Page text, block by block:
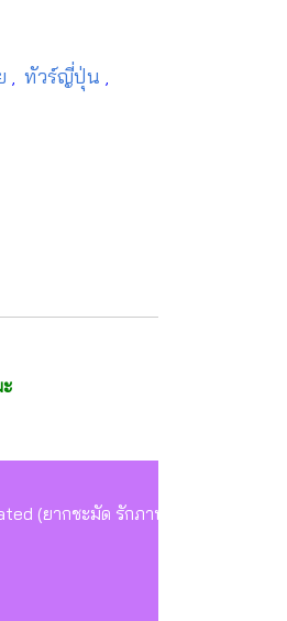
ทัวร์ญี่ปุ่น
(ยากชะมัด รักภาษาอะไร) - อาบ